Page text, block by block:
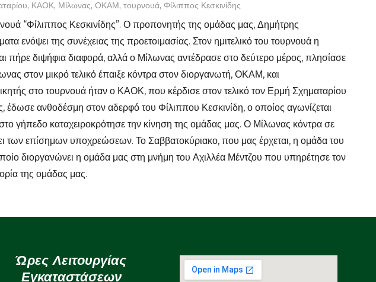
, ΚΑΟΚ, Μίλωνας, ΟΚΑΜ, τουρνουά, Φίλιππος Κεσκινίδης
“Φίλιππος Κεσκινίδης”. Ο προπονητής της ομάδας μας, Δημήτρης
ενόψει της συνέχειας της προετοιμασίας. Στον ημιτελικό του τουρνουά η
διψήφια διαφορά, αλλά ο Μίλωνας αντέδρασε στο δεύτερο μέρος, πλησίασε
στον μικρό τελικό έπαιξε κόντρα στον διοργανωτή, ΟΚΑΜ, και
στο τουρνουά ήταν ο ΚΑΟΚ, που κέρδισε στον τελικό τον Ερμή Σχηματαρίου
ανθοδέσμη στον αδερφό του Φίλιππου Κεσκινίδη, ο οποίος αγωνίζεται
γήπεδο καταχειροκρότησε την κίνηση της ομάδας μας. Ο Μίλωνας κόντρα σε
των επίσημων υποχρεώσεων. Το Σαββατοκύριακο, που μας έρχεται, η ομάδα του
διοργανώνει η ομάδα μας στη μνήμη του Αχιλλέα Μέντζου που υπηρέτησε τον
της ομάδας μας.
Ώρες Λειτουργίας
Εγκαταστάσεων